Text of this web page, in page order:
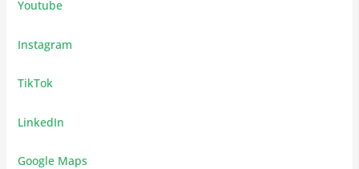
Youtube
Instagram
TikTok
LinkedIn
Google Maps